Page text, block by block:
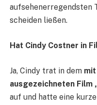
aufsehenerregendsten
scheiden ließen.
Hat Cindy Costner in
Ja, Cindy trat in dem
ausgezeichneten Film
auf und hatte eine